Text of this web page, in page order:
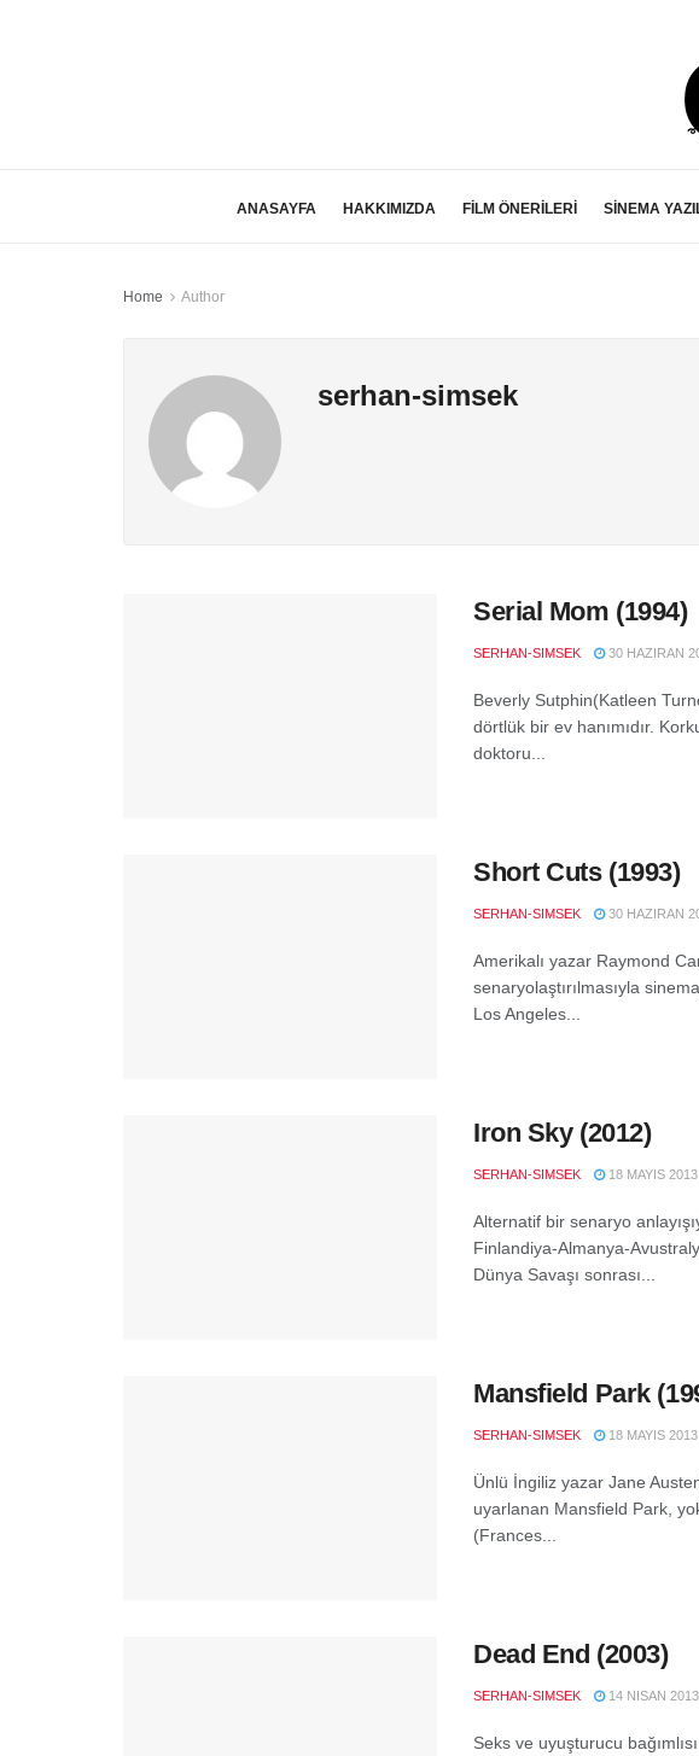
ANASAYFA HAKKIMIZDA FİLM ÖNERİLERİ SİNEMA
Home Author
serhan-simsek
Serial Mom (1994)
SERHAN-SIMSEK 30 HAZIRAN
Beverly Sutphin(Katleen
dörtlük bir ev hanımıdır.
doktoru...
Short Cuts (1993)
SERHAN-SIMSEK 30 HAZIRAN
Amerikalı yazar Raymond
senaryolaştırılmasıyla
Los Angeles...
Iron Sky (2012)
SERHAN-SIMSEK 18 MAYIS 2013
Alternatif bir senaryo
Finlandiya-Almanya-
Dünya Savaşı sonrası...
Mansfield Park
SERHAN-SIMSEK 18 MAYIS 2013
Ünlü İngiliz yazar Jane
uyarlanan Mansfield Park,
(Frances...
Dead End (2003)
SERHAN-SIMSEK 14 NISAN 2013
Seks ve uyuşturucu